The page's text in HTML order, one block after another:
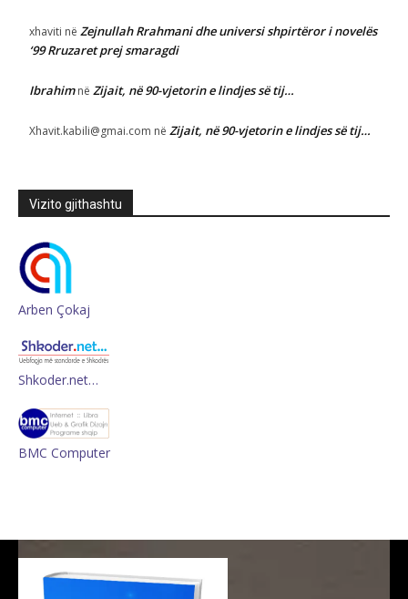
xhaviti në Zejnullah Rrahmani dhe universi shpirtëror i novelës
‘99 Rruzaret prej smaragdi
Ibrahimnë Zijait, në 90-vjetorin e lindjes së tij…
Xhavit.kabili@gmai.com në Zijait, në 90-vjetorin e lindjes së tij…
Vizito gjithashtu
Arben Çokaj
Shkoder.net…
BMC Computer